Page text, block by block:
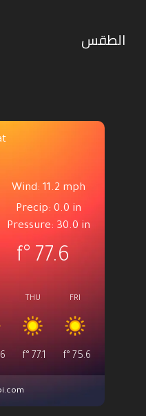
الطقس
Wind: 11.2 mph
Precip: 0.0 in
Pressure: 30.0 in
77.6
°f
THU
77.1
°f
FRI
75.6
°f